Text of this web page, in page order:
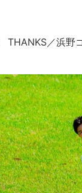
THANKS／浜野